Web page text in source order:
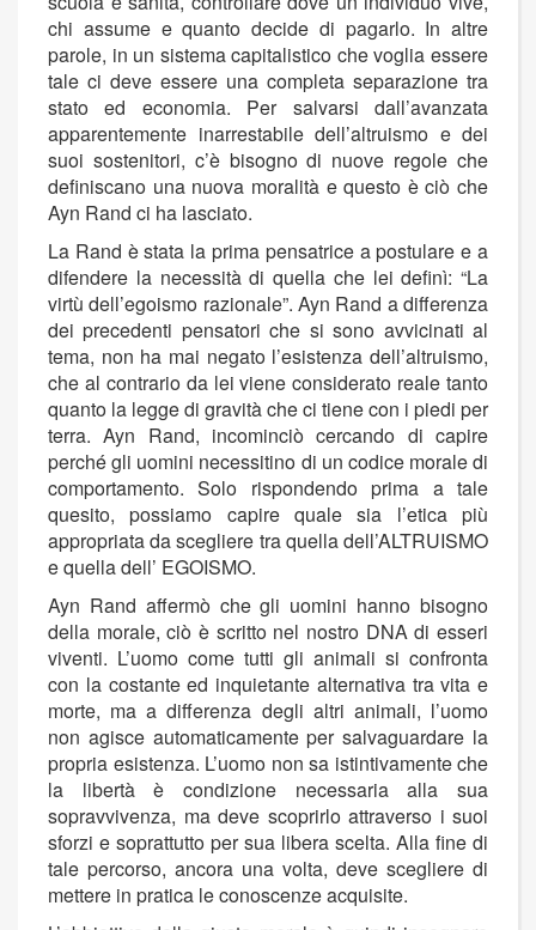
chi assume e quanto decide di pagarlo. In altre
parole, in un sistema capitalistico che voglia essere
tale ci deve essere una completa separazione tra
stato ed economia. Per salvarsi dall’avanzata
apparentemente inarrestabile dell’altruismo e dei
suoi sostenitori, c’è bisogno di nuove regole che
definiscano una nuova moralità e questo è ciò che
Ayn Rand ci ha lasciato.
La Rand è stata la prima pensatrice a postulare e a
difendere la necessità di quella che lei definì: “La
virtù dell’egoismo razionale”. Ayn Rand a differenza
dei precedenti pensatori che si sono avvicinati al
tema, non ha mai negato l’esistenza dell’altruismo,
che al contrario da lei viene considerato reale tanto
quanto la legge di gravità che ci tiene con i piedi per
terra. Ayn Rand, incominciò cercando di capire
perché gli uomini necessitino di un codice morale di
comportamento. Solo rispondendo prima a tale
quesito, possiamo capire quale sia l’etica più
appropriata da scegliere tra quella dell’ALTRUISMO
e quella dell’ EGOISMO.
Ayn Rand affermò che gli uomini hanno bisogno
della morale, ciò è scritto nel nostro DNA di esseri
viventi. L’uomo come tutti gli animali si confronta
con la costante ed inquietante alternativa tra vita e
morte, ma a differenza degli altri animali, l’uomo
non agisce automaticamente per salvaguardare la
propria esistenza. L’uomo non sa istintivamente che
la libertà è condizione necessaria alla sua
sopravvivenza, ma deve scoprirlo attraverso i suoi
sforzi e soprattutto per sua libera scelta. Alla fine di
tale percorso, ancora una volta, deve scegliere di
mettere in pratica le conoscenze acquisite.